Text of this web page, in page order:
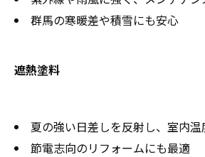
群馬の寒暖差や積雪にも安心
遮熱塗料
夏の強い日差しを反射し、室内
節電志向のリフォームにも最適